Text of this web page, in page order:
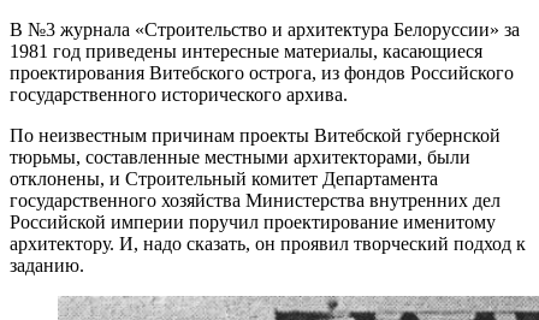
В №3 журнала «Строительство и архитектура Белоруссии» за
1981 год приведены интересные материалы, касающиеся
проектирования Витебского острога, из фондов Российского
государственного исторического архива.
По неизвестным причинам проекты Витебской губернской
тюрьмы, составленные местными архитекторами, были
отклонены, и Строительный комитет Департамента
государственного хозяйства Министерства внутренних дел
Российской империи поручил проектирование именитому
архитектору. И, надо сказать, он проявил творческий подход к
заданию.